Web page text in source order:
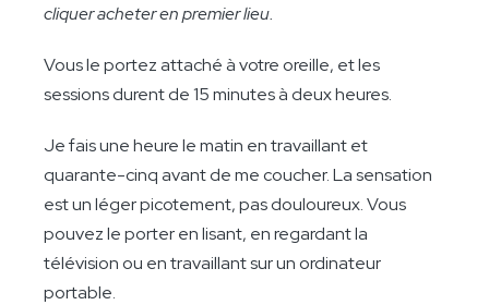
cliquer acheter en premier lieu.
Vous le portez attaché à votre oreille, et les
sessions durent de 15 minutes à deux heures.
Je fais une heure le matin en travaillant et
quarante-cinq avant de me coucher. La sensation
est un léger picotement, pas douloureux. Vous
pouvez le porter en lisant, en regardant la
télévision ou en travaillant sur un ordinateur
portable.